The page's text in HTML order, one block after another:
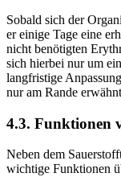
Sobald sich der
er einige Tage eine
nicht benötigten
sich hierbei nur um
langfristige
nur am Rande
4.3. Funktionen
Neben dem
wichtige Funktionen